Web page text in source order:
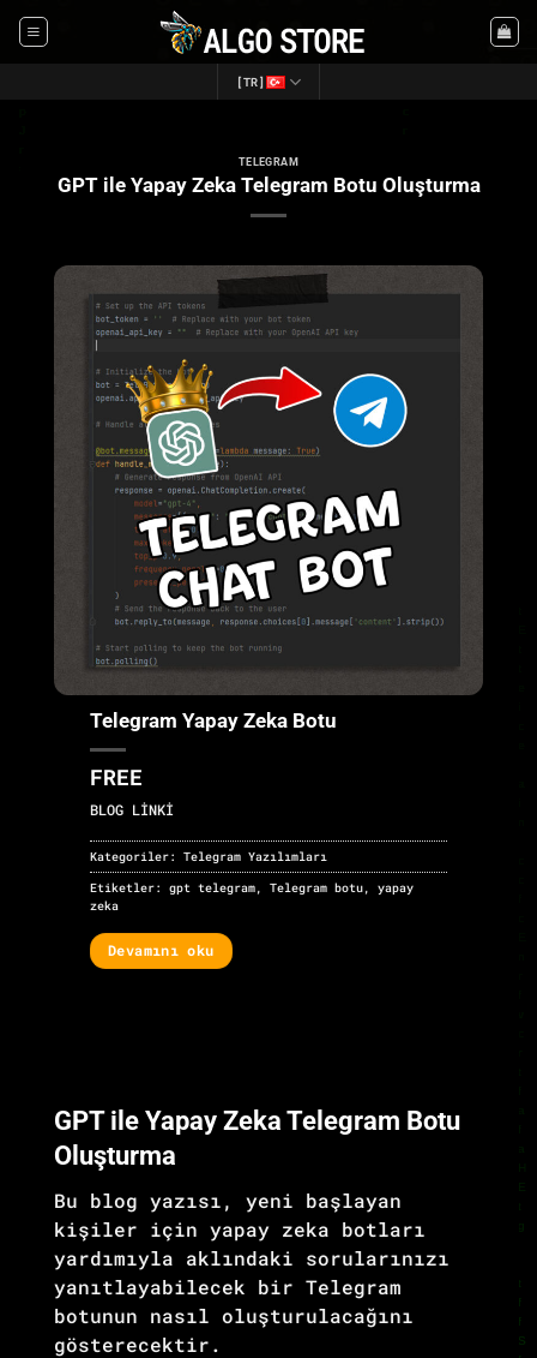
atla
[TR]
TELEGRAM
GPT ile Yapay Zeka Telegram Botu Oluşturma
Telegram Yapay Zeka Botu
FREE
BLOG LİNKİ
Kategoriler: Telegram Yazılımları
Etiketler: gpt telegram, Telegram botu, yapay
zeka
Devamını oku
GPT ile Yapay Zeka Telegram Botu
Oluşturma
Bu blog yazısı, yeni başlayan
kişiler için yapay zeka botları
yardımıyla aklındaki sorularınızı
yanıtlayabilecek bir Telegram
botunun nasıl oluşturulacağını
gösterecektir.